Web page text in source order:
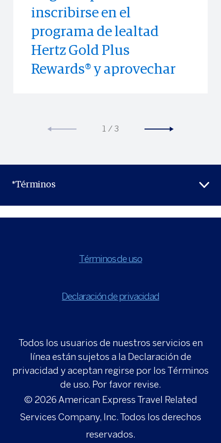
inscribirse en el
programa de lealtad
Hertz Gold Plus
Rewards® y aprovechar
todo el mundo.
memorables antes que
cualquier otra persona.
/ 3
*Términos
Términos de uso
Declaración de privacidad
Todos los usuarios de nuestros servicios en
línea están sujetos a la Declaración de
privacidad y aceptan regirse por los Términos
de uso. Por favor revise.
© 2026 American Express Travel Related
Services Company, Inc. Todos los derechos
reservados.